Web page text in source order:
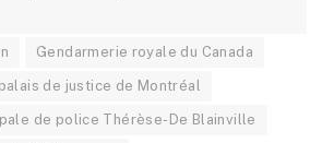
Gendarmerie royale du Canada
palais de justice de Montréal
de police Thérèse-De Blainville